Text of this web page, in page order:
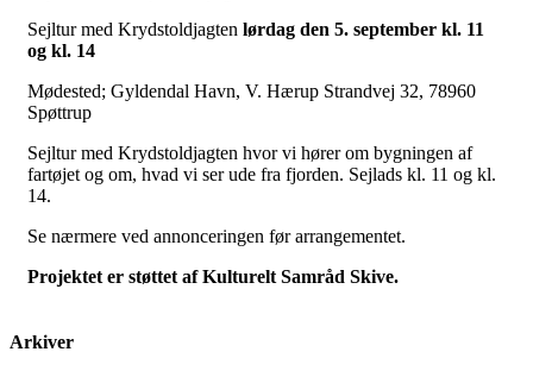
Sejltur med Krydstoldjagten lørdag den 5. september kl. 11
og kl. 14
Mødested; Gyldendal Havn, V. Hærup Strandvej 32, 78960
Spøttrup
Sejltur med Krydstoldjagten hvor vi hører om bygningen af
fartøjet og om, hvad vi ser ude fra fjorden. Sejlads kl. 11 og kl.
14.
Se nærmere ved annonceringen før arrangementet.
Projektet er støttet af Kulturelt Samråd Skive.
Arkiver